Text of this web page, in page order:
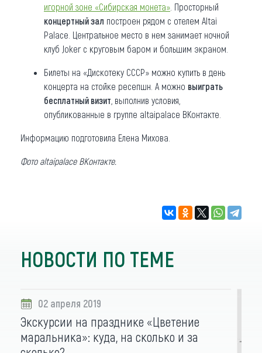
игорной зоне «Сибирская монета» . Просторный
концертный зал построен рядом с отелем Altai
Palace. Центральное место в нем занимает ночной
клуб Joker с круговым баром и большим экраном.
Билеты на «Дискотеку СССР» можно купить в день
концерта на стойке ресепшн. А можно выиграть
бесплатный визит , выполнив условия,
опубликованные в группе altaipalace ВКонтакте.
Информацию подготовила Елена Михова.
Фото altaipalace ВКонтакте.
НОВОСТИ ПО ТЕМЕ
02 апреля 2019
Экскурсии на празднике «Цветение
маральника»: куда, на сколько и за